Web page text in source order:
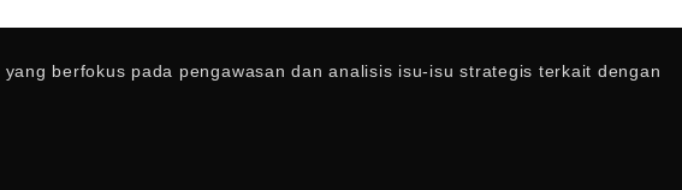
berfokus pada pengawasan dan analisis isu-isu strategis terkait dengan